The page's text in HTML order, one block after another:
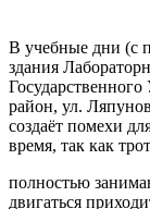
В учебные дни (с
здания
район, ул.
создаёт помехи
время, так как
полностью
двигаться